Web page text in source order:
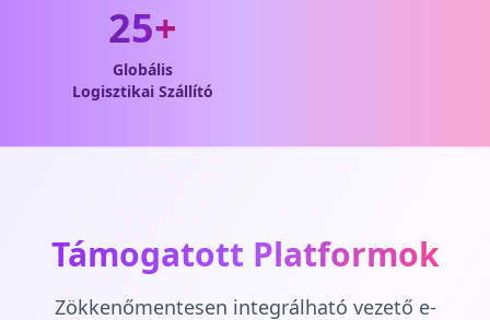
25+
Globális
Logisztikai Szállító
Támogatott Platformok
Zökkenőmentesen integrálható vezető e-